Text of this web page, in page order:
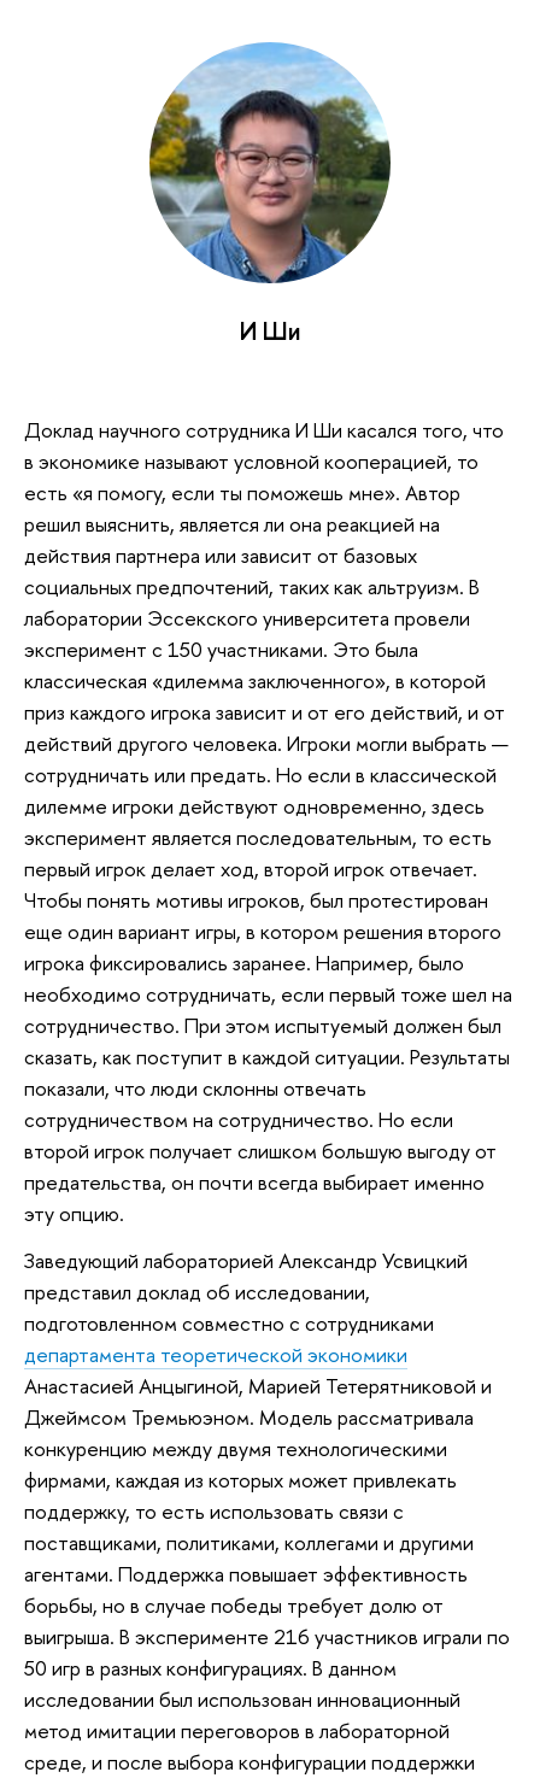
И Ши
Доклад научного сотрудника И Ши касался того, что
в экономике называют условной кооперацией, то
есть «я помогу, если ты поможешь мне». Автор
решил выяснить, является ли она реакцией на
действия партнера или зависит от базовых
социальных предпочтений, таких как альтруизм. В
лаборатории Эссекского университета провели
эксперимент с 150 участниками. Это была
классическая «дилемма заключенного», в которой
приз каждого игрока зависит и от его действий, и от
действий другого человека. Игроки могли выбрать —
сотрудничать или предать. Но если в классической
дилемме игроки действуют одновременно, здесь
эксперимент является последовательным, то есть
первый игрок делает ход, второй игрок отвечает.
Чтобы понять мотивы игроков, был протестирован
еще один вариант игры, в котором решения второго
игрока фиксировались заранее. Например, было
необходимо сотрудничать, если первый тоже шел на
сотрудничество. При этом испытуемый должен был
сказать, как поступит в каждой ситуации. Результаты
показали, что люди склонны отвечать
сотрудничеством на сотрудничество. Но если
второй игрок получает слишком большую выгоду от
предательства, он почти всегда выбирает именно
эту опцию.
Заведующий лабораторией Александр Усвицкий
представил доклад об исследовании,
подготовленном совместно с сотрудниками
департамента теоретической экономики
Анастасией Анцыгиной, Марией Тетерятниковой и
Джеймсом Тремьюэном. Модель рассматривала
конкуренцию между двумя технологическими
фирмами, каждая из которых может привлекать
поддержку, то есть использовать связи с
поставщиками, политиками, коллегами и другими
агентами. Поддержка повышает эффективность
борьбы, но в случае победы требует долю от
выигрыша. В эксперименте 216 участников играли по
50 игр в разных конфигурациях. В данном
исследовании был использован инновационный
метод имитации переговоров в лабораторной
среде, и после выбора конфигурации поддержки